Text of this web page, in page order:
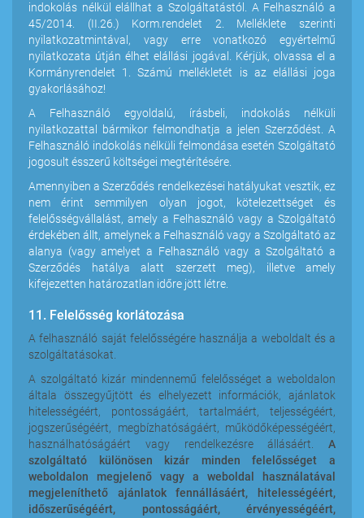
indokolás nélkül elállhat a Szolgáltatástól. A Felhasználó a
45/2014. (II.26.) Korm.rendelet 2. Melléklete szerinti
nyilatkozatmintával, vagy erre vonatkozó egyértelmű
nyilatkozata útján élhet elállási jogával. Kérjük, olvassa el a
Kormányrendelet 1. Számú mellékletét is az elállási joga
gyakorlásához!
A Felhasználó egyoldalú, írásbeli, indokolás nélküli
nyilatkozattal bármikor felmondhatja a jelen Szerződést. A
Felhasználó indokolás nélküli felmondása esetén Szolgáltató
jogosult ésszerű költségei megtérítésére.
Amennyiben a Szerződés rendelkezései hatályukat vesztik, ez
nem érint semmilyen olyan jogot, kötelezettséget és
felelősségvállalást, amely a Felhasználó vagy a Szolgáltató
érdekében állt, amelynek a Felhasználó vagy a Szolgáltató az
alanya (vagy amelyet a Felhasználó vagy a Szolgáltató a
Szerződés hatálya alatt szerzett meg), illetve amely
kifejezetten határozatlan időre jött létre.
11. Felelősség korlátozása
A felhasználó saját felelősségére használja a weboldalt és a
szolgáltatásokat.
A szolgáltató kizár mindennemű felelősséget a weboldalon
általa összegyűjtött és elhelyezett információk, ajánlatok
hitelességéért, pontosságáért, tartalmáért, teljességéért,
jogszerűségéért, megbízhatóságáért, működőképességéért,
használhatóságáért vagy rendelkezésre állásáért. A
szolgáltató különösen kizár minden felelősséget a
weboldalon megjelenő vagy a weboldal használatával
megjeleníthető ajánlatok fennállásáért, hitelességéért,
időszerűségéért, pontosságáért, érvényességéért,